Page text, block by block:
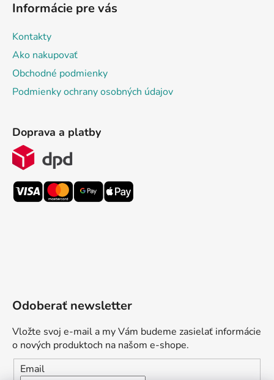
Informácie pre vás
Kontakty
Ako nakupovať
Obchodné podmienky
Podmienky ochrany osobných údajov
Doprava a platby
Odoberať newsletter
Vložte svoj e-mail a my Vám budeme zasielať informácie
o nových produktoch na našom e-shope.
Email